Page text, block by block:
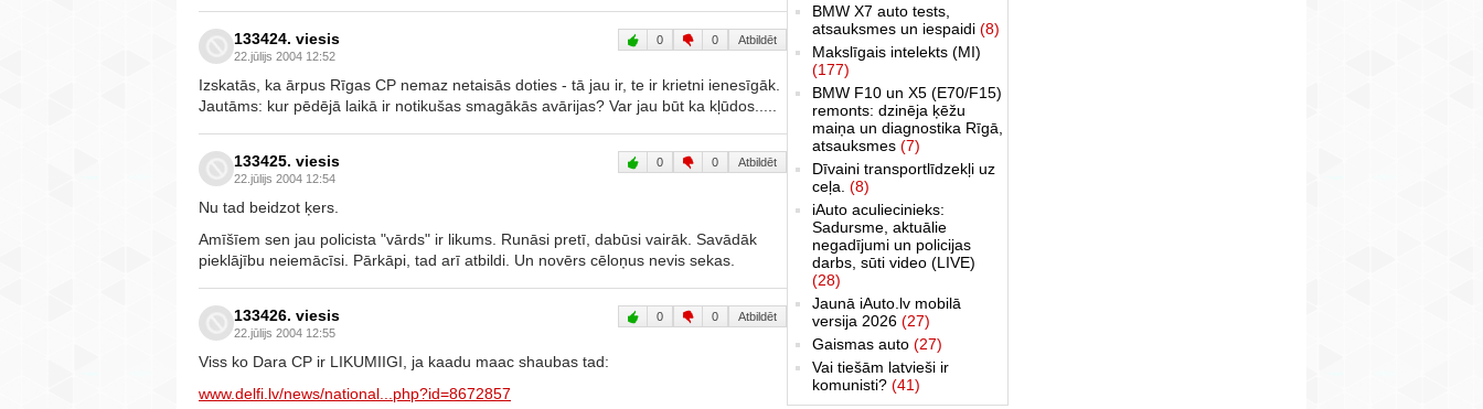
133424. viesis
22.jūlijs 2004 12:52
0 0 Atbildēt
Izskatās, ka ārpus Rīgas CP nemaz netaisās doties - tā jau ir, te ir krietni ienesīgāk.
Jautāms: kur pēdējā laikā ir notikušas smagākās avārijas? Var jau būt ka kļūdos.....
133425. viesis
22.jūlijs 2004 12:54
0 0 Atbildēt
Nu tad beidzot ķers.
Amīšīem sen jau policista "vārds" ir likums. Runāsi pretī, dabūsi vairāk. Savādāk
pieklājību neiemācīsi. Pārkāpi, tad arī atbildi. Un novērs cēloņus nevis sekas.
133426. viesis
22.jūlijs 2004 12:55
0 0 Atbildēt
Viss ko Dara CP ir LIKUMIIGI, ja kaadu maac shaubas tad:
www.delfi.lv/news/national...php?id=8672857
BMW X7 auto tests,
atsauksmes un iespaidi (8)
Makslīgais intelekts (MI)
(177)
BMW F10 un X5 (E70/F15)
remonts: dzinēja ķēžu
maiņa un diagnostika Rīgā,
atsauksmes (7)
Dīvaini transportlīdzekļi uz
ceļa. (8)
iAuto aculiecinieks:
Sadursme, aktuālie
negadījumi un policijas
darbs, sūti video (LIVE)
(28)
Jaunā iAuto.lv mobilā
versija 2026 (27)
Gaismas auto (27)
Vai tiešām latvieši ir
komunisti? (41)